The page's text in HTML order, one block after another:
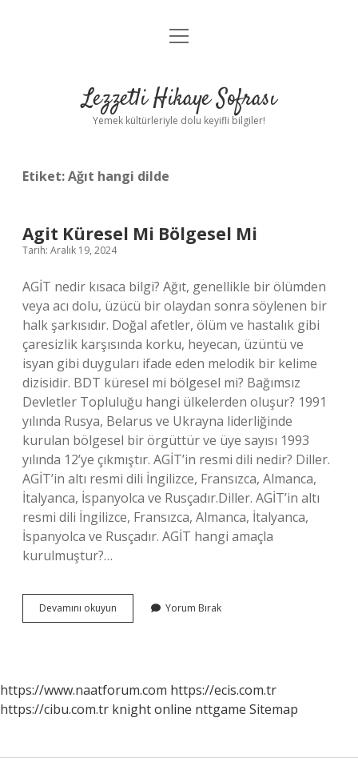
Anasayfa
Yasal Uyarı
menüyü
Lezzetli Hikaye Sofrası
Yemek kültürleriyle dolu keyifli bilgiler!
Etiket:Ağıt hangi dilde
Agit Küresel Mi Bölgesel Mi
Tarih: Aralık 19, 2024
AGİT nedir kısaca bilgi? Ağıt, genellikle bir ölümden
veya acı dolu, üzücü bir olaydan sonra söylenen bir
halk şarkısıdır. Doğal afetler, ölüm ve hastalık gibi
çaresizlik karşısında korku, heyecan, üzüntü ve
isyan gibi duyguları ifade eden melodik bir kelime
dizisidir. BDT küresel mi bölgesel mi? Bağımsız
Devletler Topluluğu hangi ülkelerden oluşur? 1991
yılında Rusya, Belarus ve Ukrayna liderliğinde
kurulan bölgesel bir örgüttür ve üye sayısı 1993
yılında 12’ye çıkmıştır. AGİT’in resmi dili nedir? Diller.
AGİT’in altı resmi dili İngilizce, Fransızca, Almanca,
İtalyanca, İspanyolca ve Rusçadır.Diller. AGİT’in altı
resmi dili İngilizce, Fransızca, Almanca, İtalyanca,
İspanyolca ve Rusçadır. AGİT hangi amaçla
kurulmuştur?…
Devamını okuyun
Küresel
Yorum Bırak
https://www.naatforum.com https://ecis.com.tr
https://cibu.com.tr knight online nttgame Sitemap